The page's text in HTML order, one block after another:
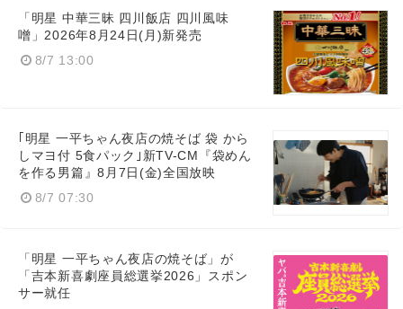
「明星 中華三昧 四川飯店 四川風味
噌」2026年8月24日(月)新発売
8/7 13:00
｢明星 一平ちゃん夜店の焼そば 袋 から
しマヨ付 5食パック｣新TV-CM『袋めん
を作る男篇』8月7日(金)全国放映
8/7 07:30
「明星 一平ちゃん夜店の焼そば」が
「吉本新喜劇座員総選挙2026」スポン
サー就任